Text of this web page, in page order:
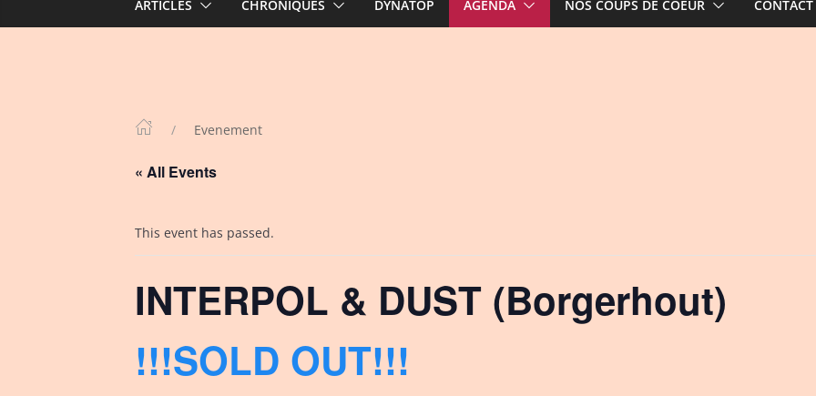
ARTICLES CHRONIQUES DYNATOP AGENDA NOS COUPS DE COEUR CONTACT
Evenement
« All Events
This event has passed.
INTERPOL & DUST (Borgerhout)
!!!SOLD OUT!!!